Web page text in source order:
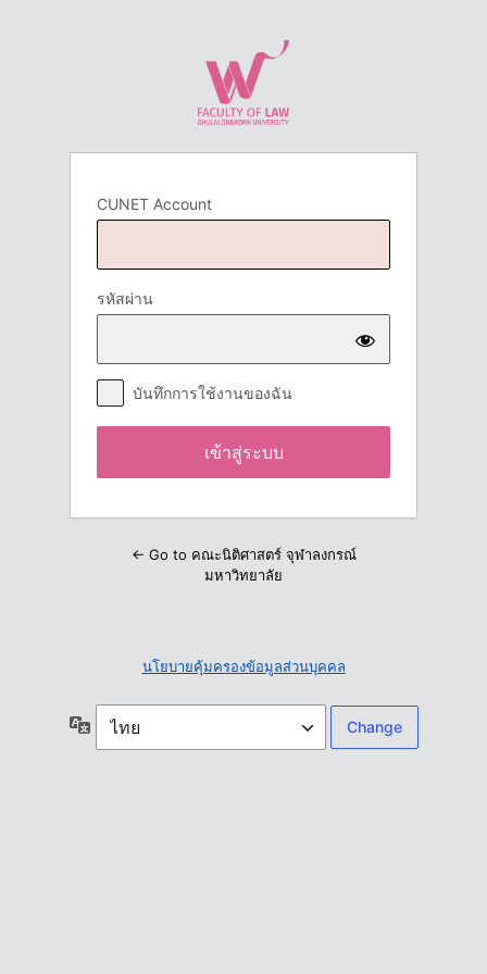
CUNET Account
รหัสผ่าน
บันทึกการใช้งานของฉัน
← Go to คณะนิติศาสตร์ จุฬาลงกรณ์
มหาวิทยาลัย
นโยบายคุ้มครองข้อมูลส่วนบุคคล
ภาษา